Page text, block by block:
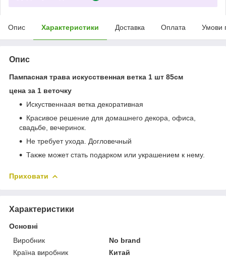
Опис Характеристики Доставка Оплата Умови
Опис
Пампасная трава искусственная ветка 1 шт 85см
цена за 1 веточку
Искуственнаая ветка декоративная
Красивое решение для домашнего декора, офиса,
свадьбе, вечеринок.
Не требует ухода. Догловечный
Также может стать подарком или украшением к нему.
Приховати
Характеристики
Основні
Виробник
No brand
Країна виробник
Китай